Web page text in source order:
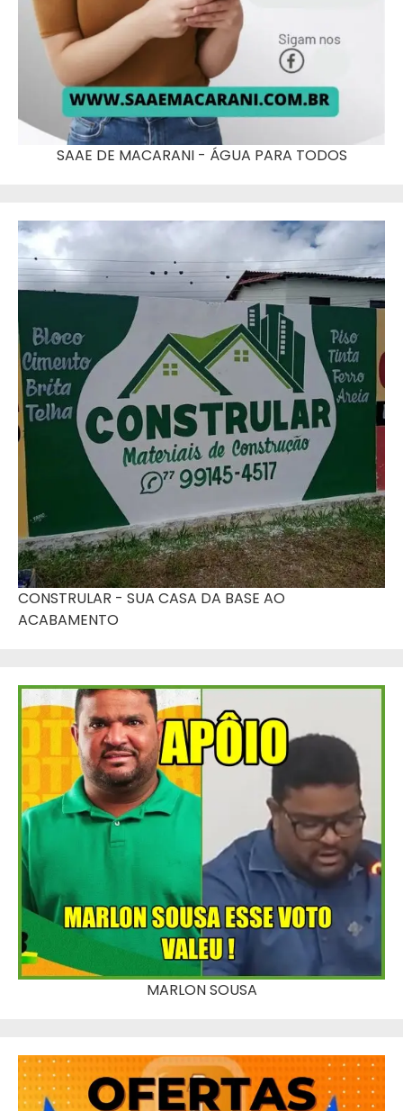
SAAE DE MACARANI - ÁGUA PARA TODOS
CONSTRULAR - SUA CASA DA BASE AO
ACABAMENTO
MARLON SOUSA